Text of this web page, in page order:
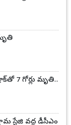
7 గోర్లు మృతి..
స్టేజి వద్ద డీసీఎం